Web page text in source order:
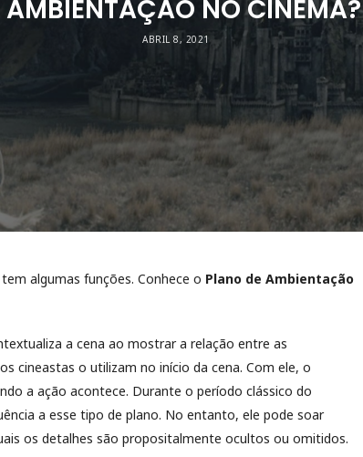
AMBIENTAÇÃO NO CINEMA?
ABRIL 8, 2021
algumas funções. Conhece o Plano de Ambientação
a cena ao mostrar a relação entre as
cineastas o utilizam no início da cena. Com ele, o
a ação acontece. Durante o período clássico do
a esse tipo de plano. No entanto, ele pode soar
os detalhes são propositalmente ocultos ou omitidos.